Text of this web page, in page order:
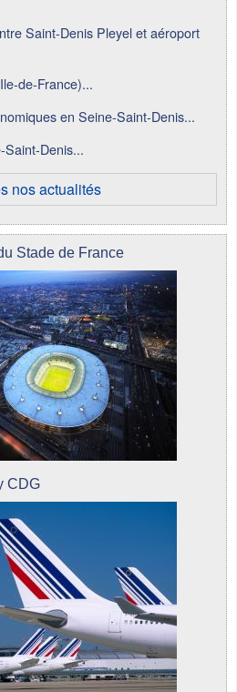
Saint-Denis Pleyel et aéroport
de-France)...
en Seine-Saint-Denis...
Saint-Denis...
nos actualités
Stade de France
CDG